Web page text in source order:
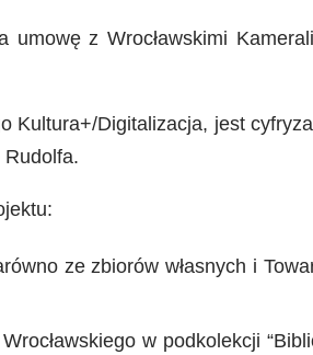
z Wrocławskimi
Digitalizacja, jest
ze zbiorów własnych i
w podkolekcji